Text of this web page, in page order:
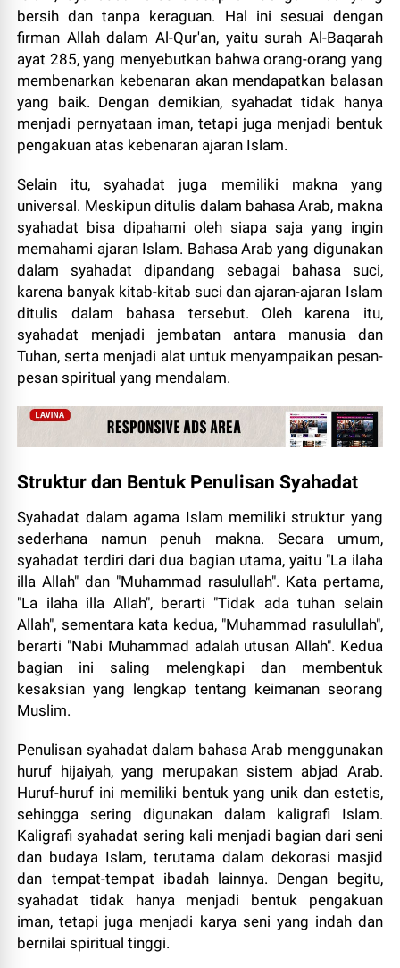
bersih dan tanpa keraguan. Hal ini sesuai dengan
firman Allah dalam Al-Qur'an, yaitu surah Al-Baqarah
ayat 285, yang menyebutkan bahwa orang-orang yang
membenarkan kebenaran akan mendapatkan balasan
yang baik. Dengan demikian, syahadat tidak hanya
menjadi pernyataan iman, tetapi juga menjadi bentuk
pengakuan atas kebenaran ajaran Islam.
Selain itu, syahadat juga memiliki makna yang
universal. Meskipun ditulis dalam bahasa Arab, makna
syahadat bisa dipahami oleh siapa saja yang ingin
memahami ajaran Islam. Bahasa Arab yang digunakan
dalam syahadat dipandang sebagai bahasa suci,
karena banyak kitab-kitab suci dan ajaran-ajaran Islam
ditulis dalam bahasa tersebut. Oleh karena itu,
syahadat menjadi jembatan antara manusia dan
Tuhan, serta menjadi alat untuk menyampaikan pesan-
pesan spiritual yang mendalam.
Struktur dan Bentuk Penulisan Syahadat
Syahadat dalam agama Islam memiliki struktur yang
sederhana namun penuh makna. Secara umum,
syahadat terdiri dari dua bagian utama, yaitu "La ilaha
illa Allah" dan "Muhammad rasulullah". Kata pertama,
"La ilaha illa Allah", berarti "Tidak ada tuhan selain
Allah", sementara kata kedua, "Muhammad rasulullah",
berarti "Nabi Muhammad adalah utusan Allah". Kedua
bagian ini saling melengkapi dan membentuk
kesaksian yang lengkap tentang keimanan seorang
Muslim.
Penulisan syahadat dalam bahasa Arab menggunakan
huruf hijaiyah, yang merupakan sistem abjad Arab.
Huruf-huruf ini memiliki bentuk yang unik dan estetis,
sehingga sering digunakan dalam kaligrafi Islam.
Kaligrafi syahadat sering kali menjadi bagian dari seni
dan budaya Islam, terutama dalam dekorasi masjid
dan tempat-tempat ibadah lainnya. Dengan begitu,
syahadat tidak hanya menjadi bentuk pengakuan
iman, tetapi juga menjadi karya seni yang indah dan
bernilai spiritual tinggi.